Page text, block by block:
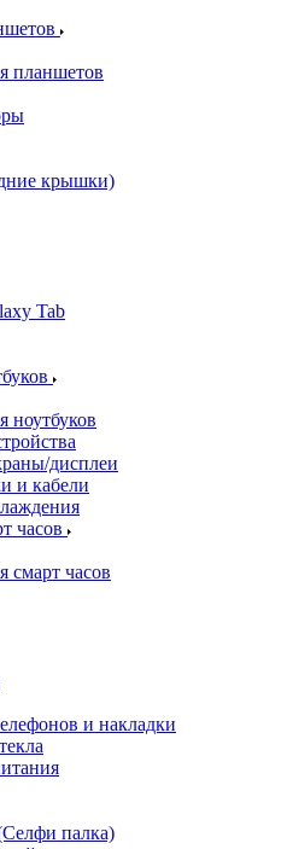
крышки)
Tab
ноутбуков
дисплеи
и кабели
часов
смарт часов
и накладки
палка)
техники
бытовой техники
блендеров и миксеров